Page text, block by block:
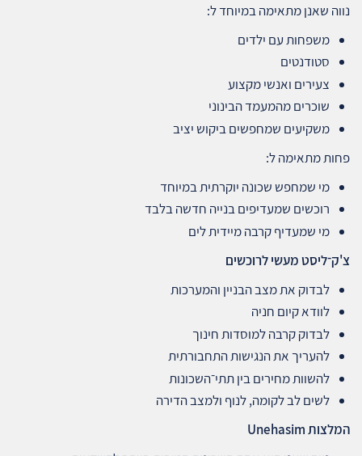
נווה שאנן מתאימה במיוחד ל:
משפחות עם ילדים
סטודנטים
צעירים ואנשי מקצוע
שוכרים מהמעמד הבינוני
משקיעים שמחפשים ביקוש יציב
פחות מתאימה ל:
מי שמחפש שכונה יוקרתית במיוחד
רוכשים שמעדיפים בנייה חדשה בלבד
מי שמעדיף קרבה מיידית לים
צ'ק־ליסט מעשי לרוכשים
לבדוק את מצב הבניין והמערכות
לוודא קיום חניה
לבדוק קרבה למוסדות חינוך
להעריך את הנגישות התחבורתית
להשוות מחירים בין תתי־השכונות
לשים לב לקומה, לנוף ולמצב הדירה
המלצות